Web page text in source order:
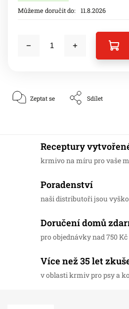
Můžeme doručit do: 11.8.2026
Zeptat se Sdílet
Receptury
krmivo na míru pro vaše
Poradenství
naši distributoři jsou
Doručení domů
pro objednávky nad 750 Kč
Více než 35 let
v oblasti krmiv pro psy a